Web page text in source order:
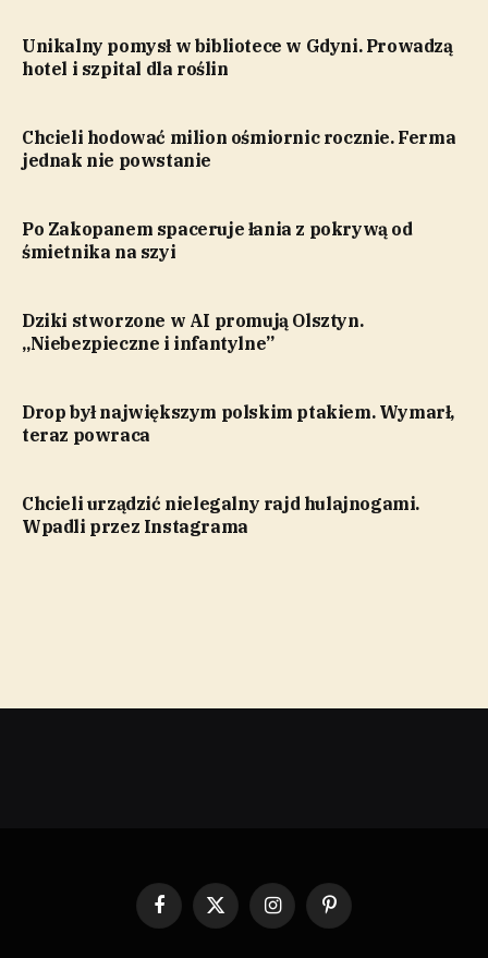
Unikalny pomysł w bibliotece w Gdyni. Prowadzą
hotel i szpital dla roślin
Chcieli hodować milion ośmiornic rocznie. Ferma
jednak nie powstanie
Po Zakopanem spaceruje łania z pokrywą od
śmietnika na szyi
Dziki stworzone w AI promują Olsztyn.
„Niebezpieczne i infantylne”
Drop był największym polskim ptakiem. Wymarł,
teraz powraca
Chcieli urządzić nielegalny rajd hulajnogami.
Wpadli przez Instagrama
Facebook
X
InstagramPinterest